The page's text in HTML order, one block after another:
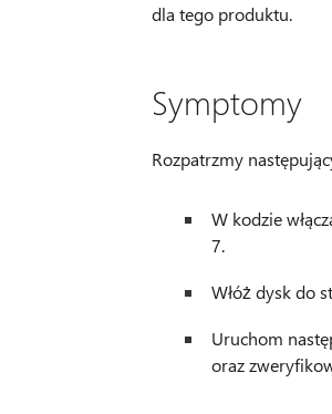
dla tego produktu.
Symptomy
Rozpatrzmy
W kodzie
7.
Włóż dysk do
Uruchom
oraz